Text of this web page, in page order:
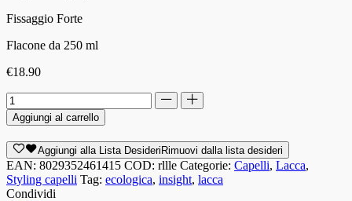
Fissaggio Forte
Flacone da 250 ml
€18.90
Aggiungi al carrello
Aggiungi alla Lista DesideriRimuovi dalla lista desideri
EAN: 8029352461415 COD: rllle Categorie: Capelli, Lacca,
Styling capelli Tag: ecologica, insight, lacca
Condividi